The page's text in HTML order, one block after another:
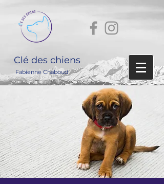
Clé des chiens
Fabienne Chaboud